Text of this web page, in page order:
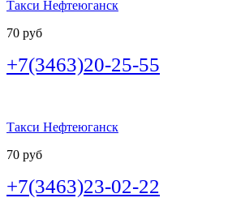
Такси Нефтеюганск
70 руб
+7(3463)20-25-55
Такси Нефтеюганск
70 руб
+7(3463)23-02-22